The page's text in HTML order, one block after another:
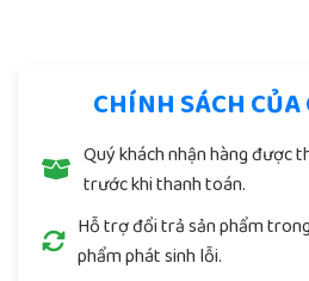
CHÍNH SÁCH
Quý khách nhận hàng được
trước khi thanh toán.
Hỗ trợ đổi trả sản phẩm
phẩm phát sinh lỗi.